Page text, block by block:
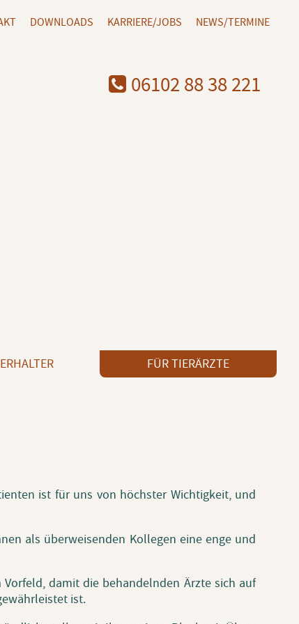
DOWNLOADS KARRIERE/JOBS NEWS/TERMINE
06102 88 38 221
FÜR TIERÄRZTE
ist für uns von höchs­ter Wich­tig­keit, und
als über­wei­sen­den Kol­le­gen eine enge und
damit die be­han­deln­den Ärzte sich auf
ist.